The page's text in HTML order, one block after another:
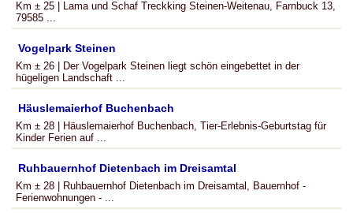
Km ± 25 | Lama und Schaf Treckking Steinen-Weitenau, Farnbuck 13,
79585 ...
Vogelpark Steinen
Km ± 26 | Der Vogelpark Steinen liegt schön eingebettet in der
hügeligen Landschaft ...
Häuslemaierhof Buchenbach
Km ± 28 | Häuslemaierhof Buchenbach, Tier-Erlebnis-Geburtstag für
Kinder Ferien auf ...
Ruhbauernhof Dietenbach im Dreisamtal
Km ± 28 | Ruhbauernhof Dietenbach im Dreisamtal, Bauernhof -
Ferienwohnungen - ...